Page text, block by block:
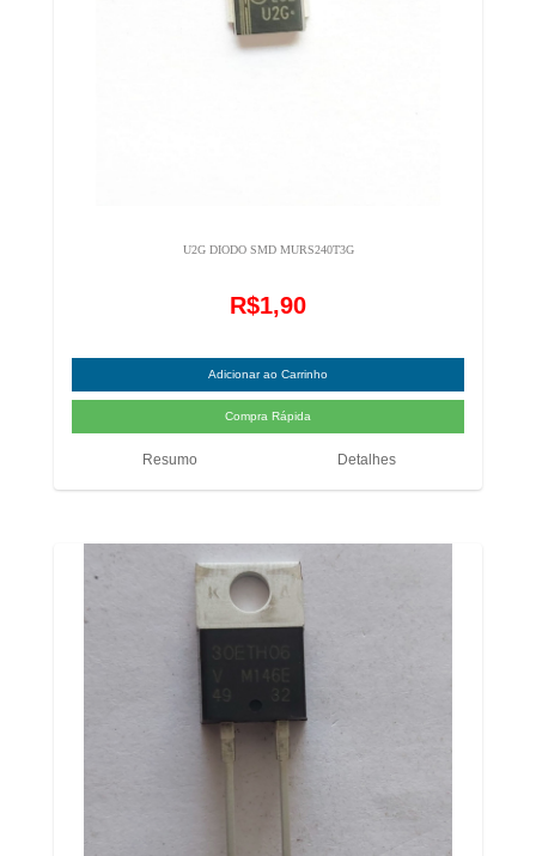
U2G DIODO SMD MURS240T3G
R$1,90
Resumo Detalhes